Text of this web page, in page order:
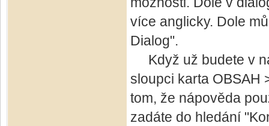
více anglicky. Dole
Dialog".
Když už budete v
sloupci karta OBSAH
tom, že nápověda
zadáte do hledání